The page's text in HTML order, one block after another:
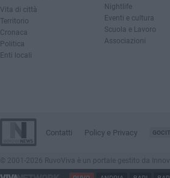
Vita di città
Territorio
Cronaca
Politica
Enti locali
Nightlife
Eventi e cultura
Scuola e Lavoro
Associazioni
Contatti Policy e Privacy
© 2001-2026 RuvoViva è un portale gestito da